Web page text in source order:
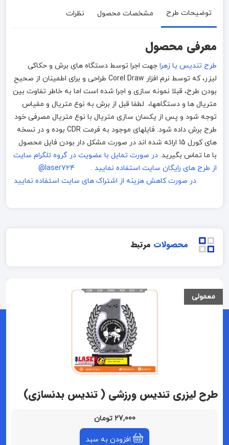
توضیحات طرح مشخصات محصول نظرات
معرفی محصول
طرح تندیس یا زهرا جهت اجرا توسط دستگاه های برش و حکاکی
لیزر، که توسط نرم افزار Corel Draw طراحی و برای اطمینان از صحیح
بودن طرح، قبلا نمونه سازی و اجرا شده است اما به خاطر تفاوت بین
متریال ها و دستگاهها، لطفا قبل از برش به نوع متریال و مقیاس
توجه شود و پس از یکسان سازی متریال با نوع متریال مصرفی خود
طرح برش داده شود. فایلهای موجود به فرمت CDR بوده و در نسخه
های کورل 15 ارائه شده اند در صورت مشکل دار بودن فایل محصول
با ما تماس بگیرید. در صورت تمایل با عضویت در گروه تلگرام سایت
از طرح های رایگان سایت استفاده نمایید . laser724@
در صورت کاهش هزینه از اشتراک های سایت استفاده نمایید
محصولات مرتبط
معمولی
طرح لیزری تندیس ورزشی ( تندیس بدنسازی)
27,000 تومان
افزودن به سبد